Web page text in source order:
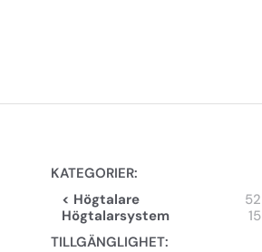
KATEGORIER:
< Högtalare
52
Högtalarsystem
15
TILLGÄNGLIGHET: